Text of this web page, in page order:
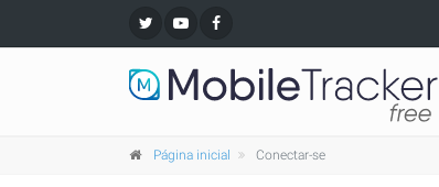
Página inicial Conectar-se